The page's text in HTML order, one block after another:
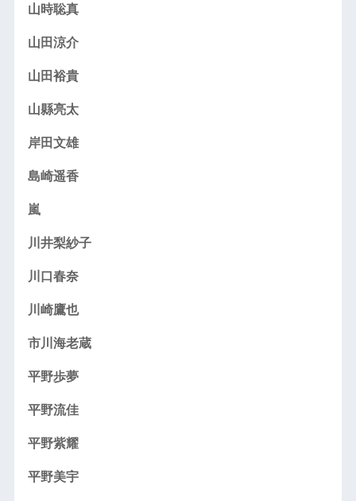
山時聡真
山田涼介
山田裕貴
山縣亮太
岸田文雄
島崎遥香
嵐
川井梨紗子
川口春奈
川崎鷹也
市川海老蔵
平野歩夢
平野流佳
平野紫耀
平野美宇